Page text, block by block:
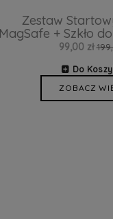
Zestaw
MagSafe + Szkło
99,00 zł
Do
ZOBACZ